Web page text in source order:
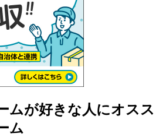
ムが好きな人にオスス
ム